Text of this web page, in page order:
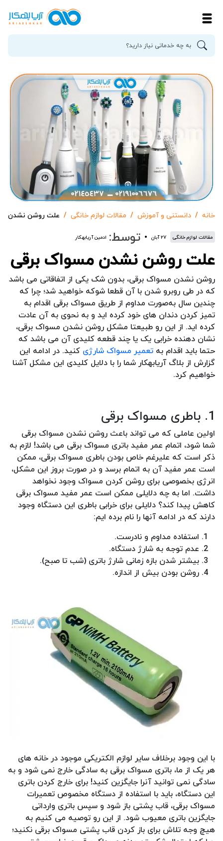
خانه دانستنی و آموزش مقالات لوازم خانگی علت روشن نشدن
مقالات لوازم خانگی ۲۷ آبان توسط: ادمین آریابهکار
علت روشن نشدن مسواک برقی
روشن نشدن مسواک برقی، بدون شک یکی از اتفاقاتی می باشد
که در طی روبرو شدن با آن قطعا شوکه خواهید شد؛ چرا که
چندین سال به‌صورت مداوم از طریق مسواک برقی اقدام به
تمیز کردن دندان های خود کرده اید و به نحوی به آن عادت
کرده اید. از این رو طبیعتا مشکل روشن نشدن مسواک برقی،
نشان دهنده خرابی یک یا چند قطعه کلیدی آن می باشد که
حتما باید اقدام به تعمیر مسواک شارژی کنید. در ادامه این
گزارش از بلاگ آریابهکار شما را با دلایل کلیدی این مشکل آشنا
خواهیم کرد.
1. باطری مسواک برقی
اولین عاملی که می تواند باعث روشن نشدن مسواک برقی
شما شود، اتمام عمر مفید باتری مسواک برقی می باشد! لازم به
ذکر است که علیرغم خاص بودن باطری مسواک برقی، ممکن
است عمر مفید آن به اتمام برسد و در صورت بروز این مشکل،
انرژی بخصوصی برای روشن کردن مسواک وجود نخواهد
داشت. اما به چه دلایلی ممکن است عمر مفید مسواک برقی
کاهش پیدا کند؟ دلایلی برای خرابی باطری این دستگاه وجود
دارند که در ادامه آنها را نام برده ایم:
استفاده مداوم و نادرست.
عدم توجه به شارژ دستگاه.
بیشتر شدن بازه زمانی شارژ باتری (شب تا صبح).
روشن بودن بیش از اندازه.
با این وجود برخلاف سایر لوازم الکتریکی موجود در خانه های
هر یک از ما، باتری مسواک برقی به سادگی خارج نمی شود و به
سادگی نمی توانید آنرا جایگزین کنید! برای خارج کردن باتری
این دستگاه، باید با استفاده از دستگاه مخصوص تعمیرات
مسواک برقی، قاب پشتی باز شود و سپس باتری وارداتی
جایگزین باتری معیوب شود. از این رو توصیه می کنیم به
هیچ وجه تلاش برای باز کردن قاب پشتی مسواک برقی نکنید؛